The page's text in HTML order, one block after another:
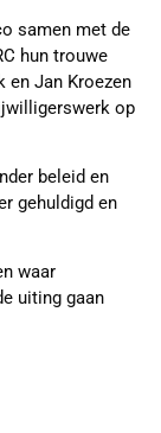
samen met de
hun trouwe
en Jan Kroezen
op
beleid en
gehuldigd en
waar
uiting gaan